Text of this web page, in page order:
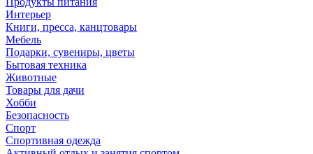
Интерьер
Книги, пресса, канцтовары
Мебель
Подарки, сувениры, цветы
Бытовая техника
Животные
Товары для дачи
Хобби
Безопасность
Спорт
Спортивная одежда